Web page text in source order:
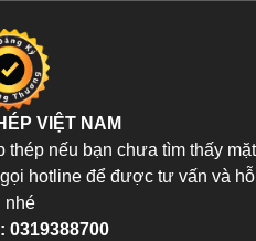
VIỆT NAM
thép nếu bạn chưa tìm thấy mặt
hotline để được tư vấn và hỗ
nhé
0319388700